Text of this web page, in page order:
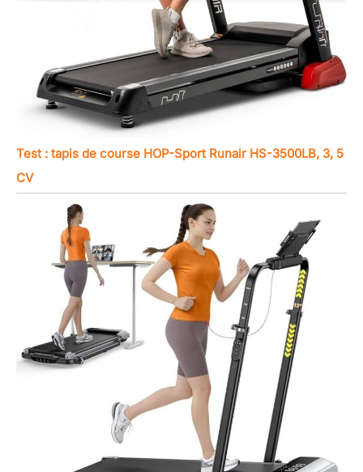
Test : tapis de course HOP-Sport Runair HS-3500LB, 3, 5
CV